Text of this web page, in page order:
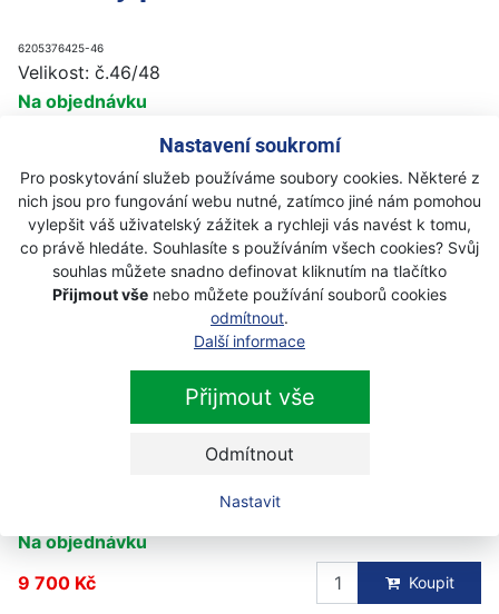
Nastavení soukromí
Pro poskytování služeb používáme soubory cookies. Některé z
nich jsou pro fungování webu nutné, zatímco jiné nám pomohou
vylepšit váš uživatelský zážitek a rychleji vás navést k tomu,
co právě hledáte. Souhlasíte s používáním všech cookies? Svůj
souhlas můžete snadno definovat kliknutím na tlačítko
Přijmout vše nebo můžete používání souborů cookies
odmítnout.
Další informace
Přijmout vše
Odmítnout
Nastavit
6205376425-46
Velikost: č.46/48
Na objednávku
6205376425-50
Velikost: č.50/52
Na objednávku
9 700 Kč
Koupit
Velikost: č.54/56
Na objednávku
9 700 Kč
Koupit